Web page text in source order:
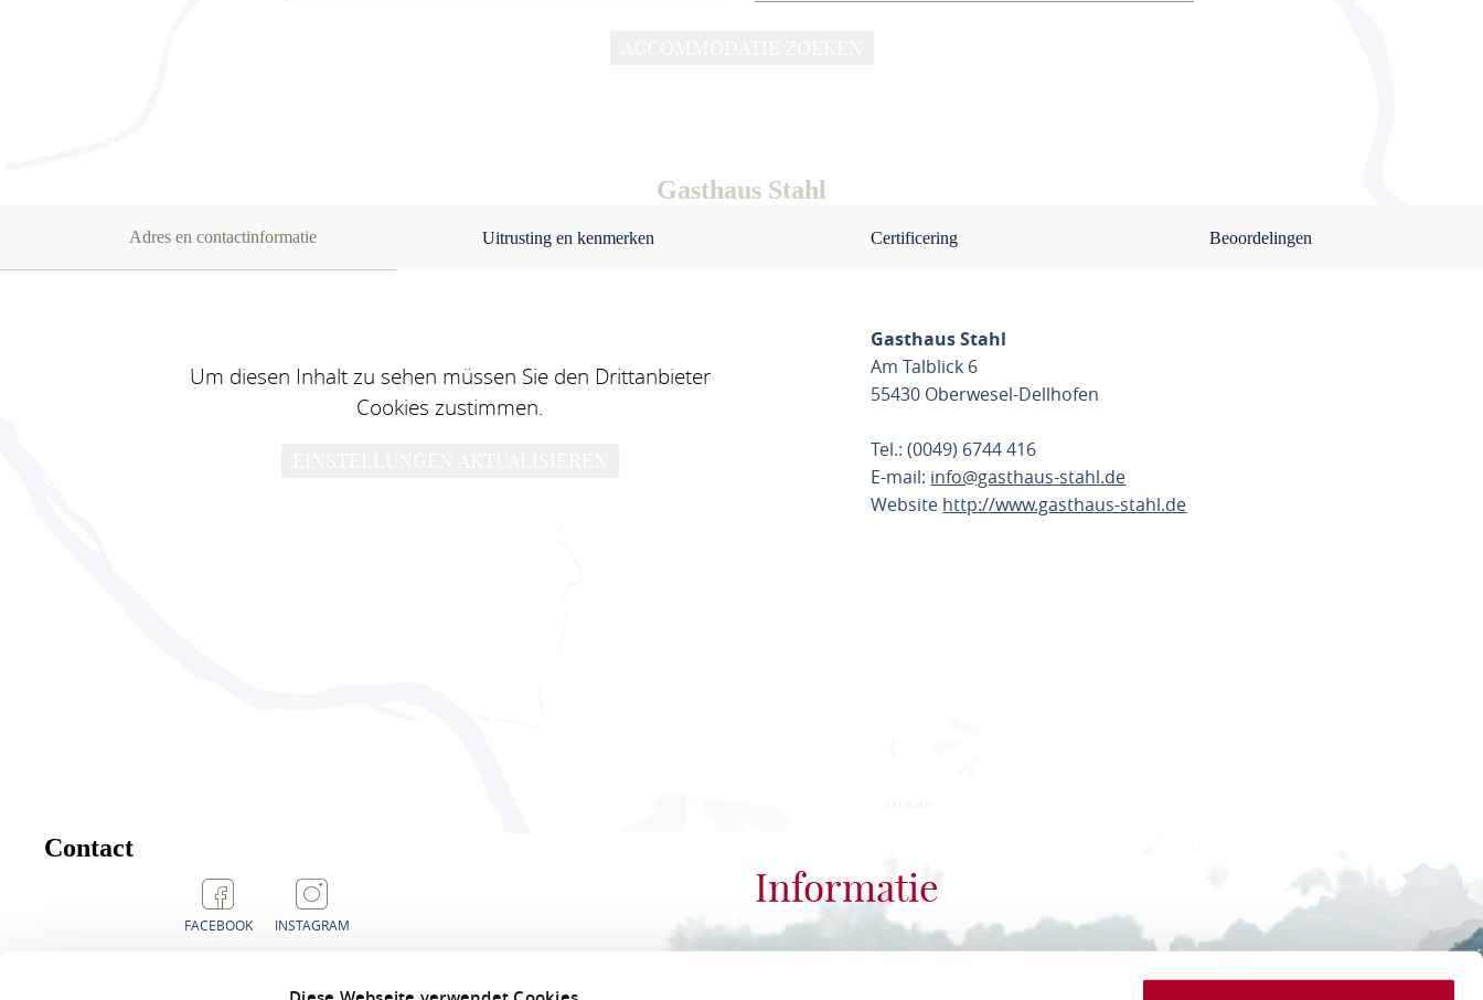
Gasthaus Stahl
Adres en contactinformatie Uitrusting en kenmerken Certificering Beoordelingen
Um diesen Inhalt zu sehen müssen Sie den Drittanbieter
Cookies zustimmen.
Gasthaus Stahl
Am Talblick 6
55430 Oberwesel-Dellhofen
Tel.: (0049) 6744 416
E-mail: info@gasthaus-stahl.de
Website http://www.gasthaus-stahl.de
Contact
FACEBOOK INSTAGRAM
Informatie